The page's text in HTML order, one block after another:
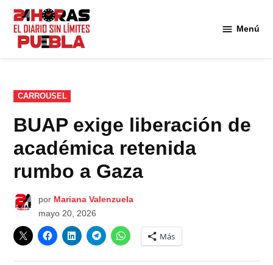
Saltar
contenido
Menú
PUBLICADO
EN
CARROUSEL
BUAP exige liberación de
académica retenida
rumbo a Gaza
por Mariana Valenzuela
mayo 20, 2026
Más